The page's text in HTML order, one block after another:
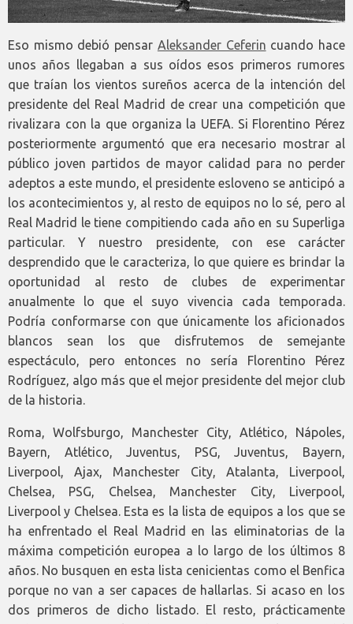
Eso mismo debió pensar Aleksander Ceferin cuando hace
unos años llegaban a sus oídos esos primeros rumores
que traían los vientos sureños acerca de la intención del
presidente del Real Madrid de crear una competición que
rivalizara con la que organiza la UEFA. Si Florentino Pérez
posteriormente argumentó que era necesario mostrar al
público joven partidos de mayor calidad para no perder
adeptos a este mundo, el presidente esloveno se anticipó a
los acontecimientos y, al resto de equipos no lo sé, pero al
Real Madrid le tiene compitiendo cada año en su Superliga
particular. Y nuestro presidente, con ese carácter
desprendido que le caracteriza, lo que quiere es brindar la
oportunidad al resto de clubes de experimentar
anualmente lo que el suyo vivencia cada temporada.
Podría conformarse con que únicamente los aficionados
blancos sean los que disfrutemos de semejante
espectáculo, pero entonces no sería Florentino Pérez
Rodríguez, algo más que el mejor presidente del mejor club
de la historia.
Roma, Wolfsburgo, Manchester City, Atlético, Nápoles,
Bayern, Atlético, Juventus, PSG, Juventus, Bayern,
Liverpool, Ajax, Manchester City, Atalanta, Liverpool,
Chelsea, PSG, Chelsea, Manchester City, Liverpool,
Liverpool y Chelsea. Esta es la lista de equipos a los que se
ha enfrentado el Real Madrid en las eliminatorias de la
máxima competición europea a lo largo de los últimos 8
años. No busquen en esta lista cenicientas como el Benfica
porque no van a ser capaces de hallarlas. Si acaso en los
dos primeros de dicho listado. El resto, prácticamente